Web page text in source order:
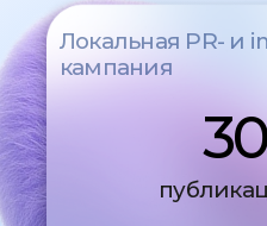
ПУТЬ ОТ ЗАЯВКИ
Ваша
КП